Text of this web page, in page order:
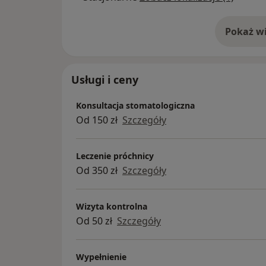
Pokaż o
Usługi i ceny
Konsultacja stomatologiczna
Od 150 zł Szczegóły
Leczenie próchnicy
Od 350 zł Szczegóły
Wizyta kontrolna
Od 50 zł Szczegóły
Wypełnienie